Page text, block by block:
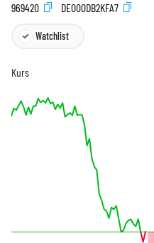
969420 DE000DB2KFA7
Watchlist
Kurs